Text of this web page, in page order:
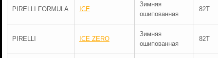
PIRELLI FORMULA ICE
Зимняя
ошипованная
82T
PIRELLI ICE ZERO
Зимняя
ошипованная
82T